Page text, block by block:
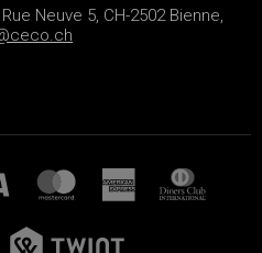
Neuve 5, CH-2502 Bienne,